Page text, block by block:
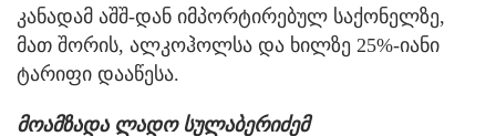
კანადამ აშშ-დან იმპორტირებულ საქონელზე,
მათ შორის, ალკოჰოლსა და ხილზე 25%-იანი
ტარიფი დააწესა.
მოამზადა ლადო სულაბერიძემ